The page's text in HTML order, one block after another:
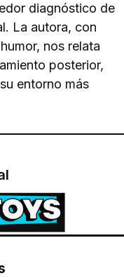
diagnóstico de
La autora, con
nos relata
posterior,
entorno más